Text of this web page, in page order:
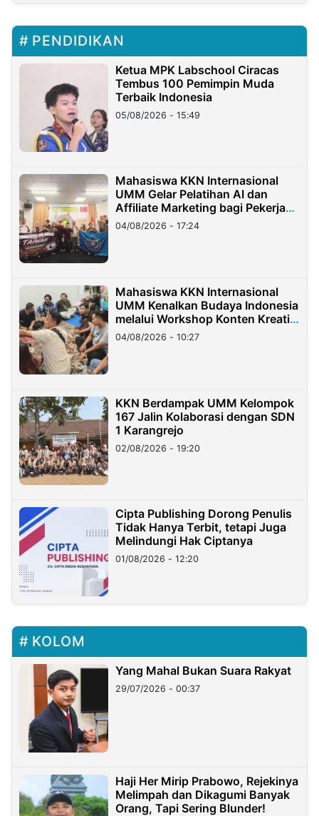
PENDIDIKAN
Ketua MPK Labschool Ciracas
Tembus 100 Pemimpin Muda
Terbaik Indonesia
05/08/2026 - 15:49
Mahasiswa KKN Internasional
UMM Gelar Pelatihan AI dan
Affiliate Marketing bagi Pekerja
Migran Indonesia di Taiwan
04/08/2026 - 17:24
Mahasiswa KKN Internasional
UMM Kenalkan Budaya Indonesia
melalui Workshop Konten Kreatif
di Taiwan
04/08/2026 - 10:27
KKN Berdampak UMM Kelompok
167 Jalin Kolaborasi dengan SDN
1 Karangrejo
02/08/2026 - 19:20
Cipta Publishing Dorong Penulis
Tidak Hanya Terbit, tetapi Juga
Melindungi Hak Ciptanya
01/08/2026 - 12:20
KOLOM
Yang Mahal Bukan Suara Rakyat
29/07/2026 - 00:37
Haji Her Mirip Prabowo, Rejekinya
Melimpah dan Dikagumi Banyak
Orang, Tapi Sering Blunder!